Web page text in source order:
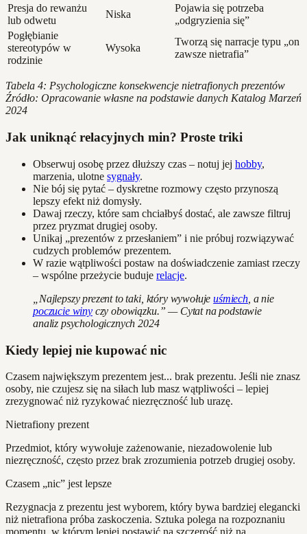
Presja do rewanżu
lub odwetu
Niska
Pojawia się potrzeba
„odgryzienia się”
Pogłębianie
stereotypów w
rodzinie
Wysoka
Tworzą się narracje typu „on
zawsze nietrafia”
Tabela 4: Psychologiczne konsekwencje nietrafionych prezentów
Źródło: Opracowanie własne na podstawie danych Katalog Marzeń
2024
Jak uniknąć relacyjnych min? Proste triki
Obserwuj osobę przez dłuższy czas – notuj jej hobby,
marzenia, ulotne sygnały.
Nie bój się pytać – dyskretne rozmowy często przynoszą
lepszy efekt niż domysły.
Dawaj rzeczy, które sam chciałbyś dostać, ale zawsze filtruj
przez pryzmat drugiej osoby.
Unikaj „prezentów z przesłaniem” i nie próbuj rozwiązywać
cudzych problemów prezentem.
W razie wątpliwości postaw na doświadczenie zamiast rzeczy
– wspólne przeżycie buduje relacje.
„Najlepszy prezent to taki, który wywołujeuśmiech , a nie
poczucie winyczy obowiązku.” — Cytat na podstawie
analiz psychologicznych 2024
Kiedy lepiej nie kupować nic
Czasem największym prezentem jest... brak prezentu. Jeśli nie znasz
osoby, nie czujesz się na siłach lub masz wątpliwości – lepiej
zrezygnować niż ryzykować niezręczność lub urazę.
Nietrafiony prezent
Przedmiot, który wywołuje zażenowanie, niezadowolenie lub
niezręczność, często przez brak zrozumienia potrzeb drugiej osoby.
Czasem „nic” jest lepsze
Rezygnacja z prezentu jest wyborem, który bywa bardziej elegancki
niż nietrafiona próba zaskoczenia. Sztuka polega na rozpoznaniu